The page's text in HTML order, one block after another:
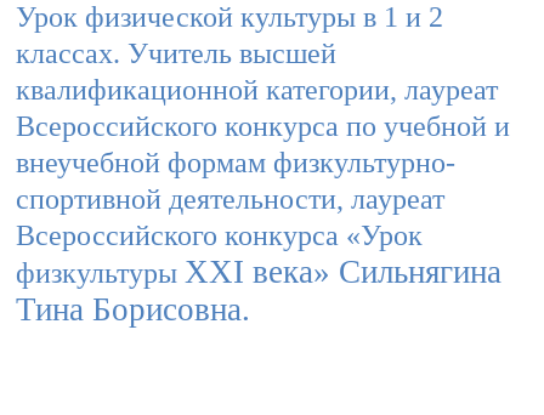
Урок физической культуры в 1 и 2
классах. Учитель высшей
квалификационной категории, лауреат
Всероссийского конкурса по учебной и
внеучебной формам физкультурно-
спортивной деятельности, лауреат
Всероссийского конкурса «Урок
физкультуры XXI века» Сильнягина
Тина Борисовна.